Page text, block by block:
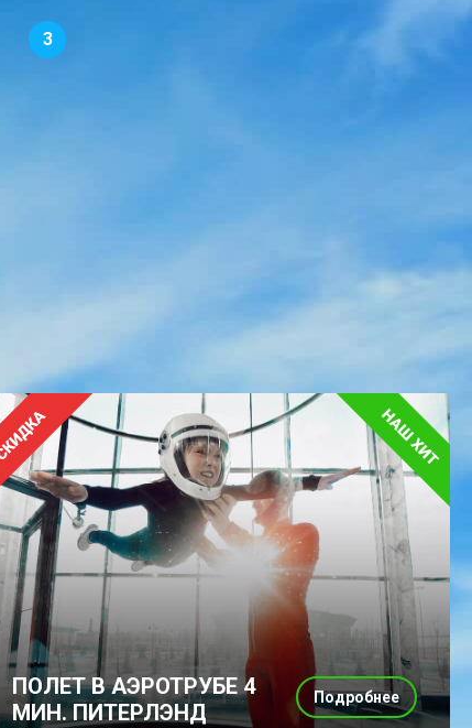
3
ПОЛЕТ В АЭРОТРУБЕ 4
МИН. ПИТЕРЛЭНД
Подробнее